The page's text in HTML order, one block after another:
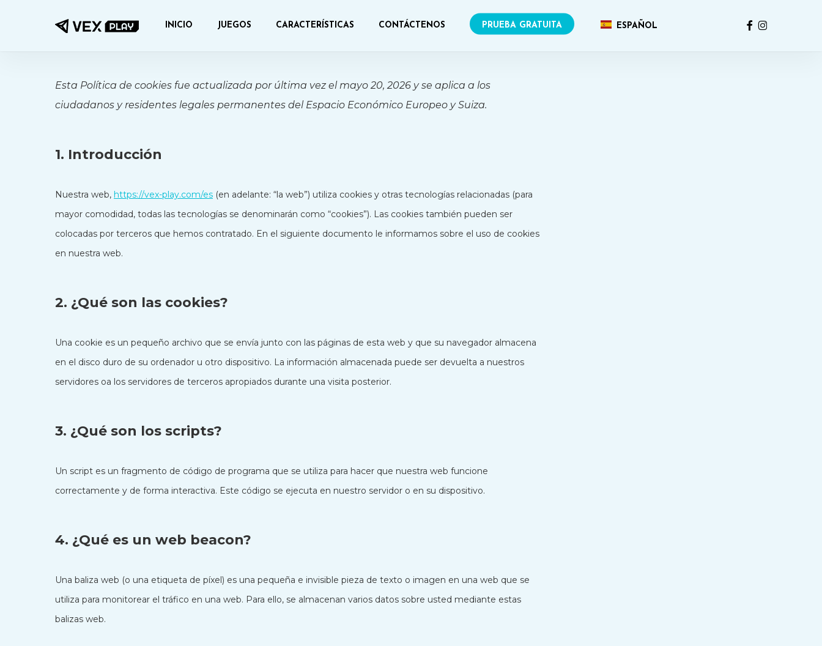
INICIO JUEGOS CARACTERÍSTICAS CONTÁCTENOS PRUEBA GRATUITA ESPAÑOL FACEBOOK
INSTAGRAM
Esta Política de cookies fue actualizada por última vez el mayo 20, 2026 y se aplica a los
ciudadanos y residentes legales permanentes del Espacio Económico Europeo y Suiza.
1. Introducción
Nuestra web, https://vex-play.com/es (en adelante: “la web”) utiliza cookies y otras tecnologías relacionadas (para
mayor comodidad, todas las tecnologías se denominarán como “cookies”). Las cookies también pueden ser
colocadas por terceros que hemos contratado. En el siguiente documento le informamos sobre el uso de cookies
en nuestra web.
2. ¿Qué son las cookies?
Una cookie es un pequeño archivo que se envía junto con las páginas de esta web y que su navegador almacena
en el disco duro de su ordenador u otro dispositivo. La información almacenada puede ser devuelta a nuestros
servidores oa los servidores de terceros apropiados durante una visita posterior.
3. ¿Qué son los scripts?
Un script es un fragmento de código de programa que se utiliza para hacer que nuestra web funcione
correctamente y de forma interactiva. Este código se ejecuta en nuestro servidor o en su dispositivo.
4. ¿Qué es un web beacon?
Una baliza web (o una etiqueta de píxel) es una pequeña e invisible pieza de texto o imagen en una web que se
utiliza para monitorear el tráfico en una web. Para ello, se almacenan varios datos sobre usted mediante estas
balizas web.